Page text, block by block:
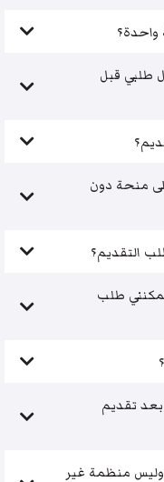
واحدة؟
طلبي قبل
منحة دون
التقديم؟
طلب
تقديم
منظمة غير